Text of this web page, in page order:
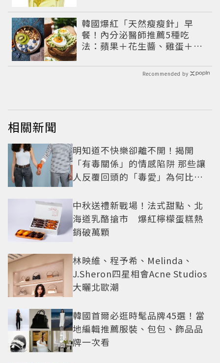
韓國爆紅「天然瘦瘦針」早
餐！內分泌醫師推薦5種吃
法：蘋果＋花生醬、雞蛋＋酪
Recommended by
相關新聞
明知道不快樂卻離不開！揭開
「有毒關係」的情感陷阱 那些讓
人反覆回頭的「毒愛」為何比菸
中秋送禮新戰場！法式甜點、北
海道乳酪搶市 爆紅檸檬蛋糕熱
銷破萬顆
林映維、程予希、Melinda、
J.Sheron四星相會Acne Studios
大曬北歐潮
韓國首爾必逛時髦品牌45選！當
地編輯推薦服裝、包包、飾品品
牌一次看